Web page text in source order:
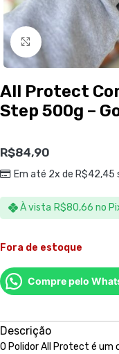
Clique para
All Protect
Step 500g –
R$84,90
Em até 2x de R$42,45
À vista R$80,66 no
Fora de estoque
Compre pelo
Descrição
O Polidor All Protect é